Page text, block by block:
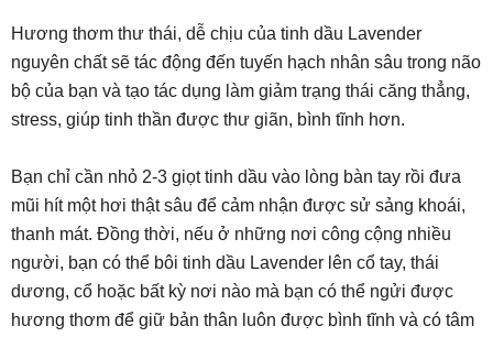
Hương thơm thư thái, dễ chịu của tinh dầu Lavender
nguyên chất sẽ tác động đến tuyến hạch nhân sâu trong não
bộ của bạn và tạo tác dụng làm giảm trạng thái căng thẳng,
stress, giúp tinh thần được thư giãn, bình tĩnh hơn.
Bạn chỉ cần nhỏ 2-3 giọt tinh dầu vào lòng bàn tay rồi đưa
mũi hít một hơi thật sâu để cảm nhận được sử sảng khoái,
thanh mát. Đồng thời, nếu ở những nơi công cộng nhiều
người, bạn có thể bôi tinh dầu Lavender lên cổ tay, thái
dương, cổ hoặc bất kỳ nơi nào mà bạn có thể ngửi được
hương thơm để giữ bản thân luôn được bình tĩnh và có tâm